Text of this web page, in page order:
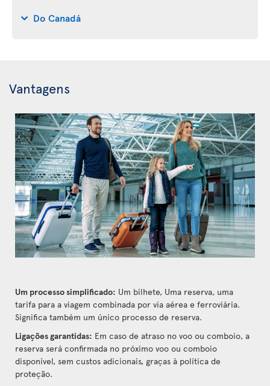
Do Canadá
Vantagens
Um processo simplificado: Um bilhete, Uma reserva, uma
tarifa para a viagem combinada por via aérea e ferroviária.
Significa também um único processo de reserva.
Ligações garantidas: Em caso de atraso no voo ou comboio, a
reserva será confirmada no próximo voo ou comboio
disponível, sem custos adicionais, graças à política de
proteção.